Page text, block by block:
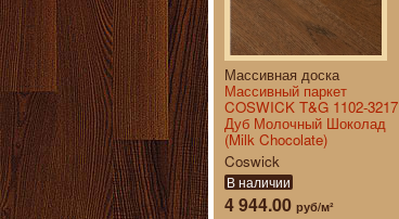
Массивная доска
Массивный паркет
COSWICK T&G 1102-3217
Дуб Молочный Шоколад
(Milk Chocolate)
Coswick
В наличии
4 944.00 руб/м²